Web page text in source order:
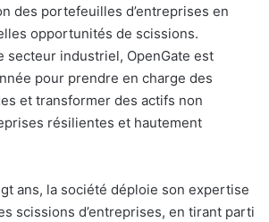
des portefeuilles d’entreprises en
opportunités de scissions.
secteur industriel, OpenGate est
pour prendre en charge des
et transformer des actifs non
résilientes et hautement
ans, la société déploie son expertise
scissions d’entreprises, en tirant parti